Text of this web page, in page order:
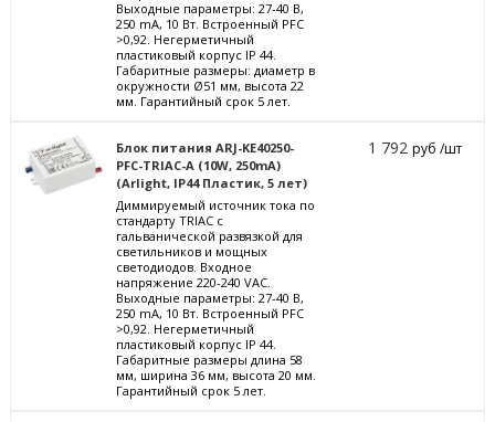
Выходные параметры: 27-40 В,
250 mА, 10 Вт. Встроенный PFC
>0,92. Негерметичный
пластиковый корпус IP 44.
Габаритные размеры: диаметр в
окружности Ø51 мм, высота 22
мм. Гарантийный срок 5 лет.
Блок питания ARJ-KE40250-
PFC-TRIAC-A (10W, 250mA)
(Arlight, IP44 Пластик, 5 лет)
Диммируемый источник тока по
стандарту TRIAC с
гальванической развязкой для
светильников и мощных
светодиодов. Входное
напряжение 220-240 VAC.
Выходные параметры: 27-40 В,
250 mА, 10 Вт. Встроенный PFC
>0,92. Негерметичный
пластиковый корпус IP 44.
Габаритные размеры длина 58
мм, ширина 36 мм, высота 20 мм.
Гарантийный срок 5 лет.
1 792руб /шт